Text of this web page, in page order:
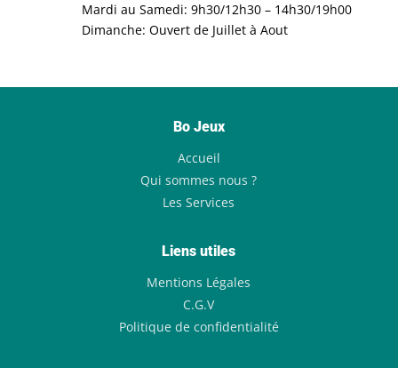
Mardi au Samedi: 9h30/12h30 – 14h30/19h00
Dimanche: Ouvert de Juillet à Aout
Bo Jeux
Accueil
Qui sommes nous ?
Les Services
Liens utiles
Mentions Légales
C.G.V
Politique de confidentialité